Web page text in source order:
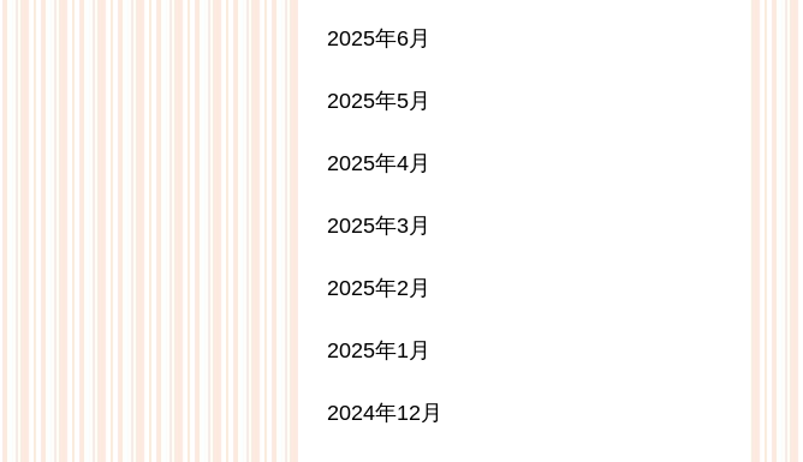
2025年6月
2025年5月
2025年4月
2025年3月
2025年2月
2025年1月
2024年12月